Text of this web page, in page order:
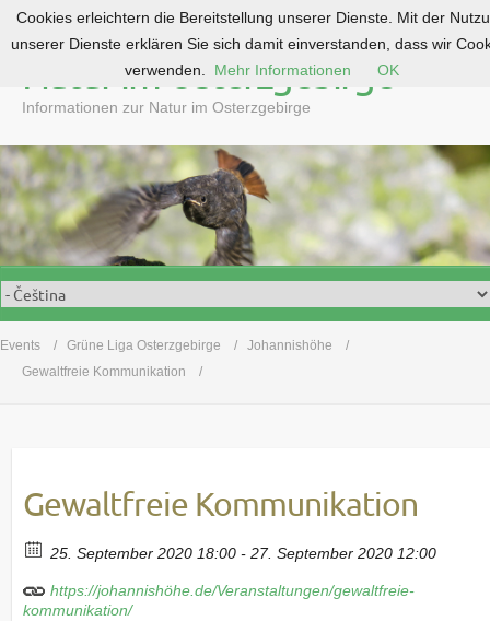
o
c
o
n
t
e
n
Natur im Osterzgebirge
Informationen zur Natur im Osterzgebirge
Events Grüne Liga Osterzgebirge
Johannishöhe
Gewaltfreie Kommunikation
Gewaltfreie Kommunikation
25. September 2020 18:00 - 27. September 2020 12:00
https://johannishöhe.de/Veranstaltungen/gewaltfreie-
kommunikation/
Cookies erleichtern die Bereitstellung unserer Dienste. Mit der
unserer Dienste erklären Sie sich damit einverstanden, dass wir
verwenden.
Mehr Informationen OK